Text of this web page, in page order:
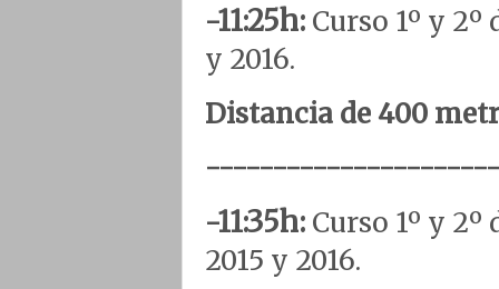
-11:25h: Curso 1º y
y 2016.
Distancia de 400
-11:35h: Curso 1º y
2015 y 2016.